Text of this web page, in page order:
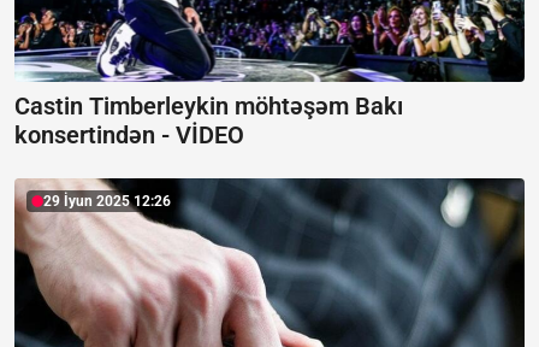
Castin Timberleykin möhtəşəm Bakı
konsertindən - VİDEO
29 İyun 2025 12:26